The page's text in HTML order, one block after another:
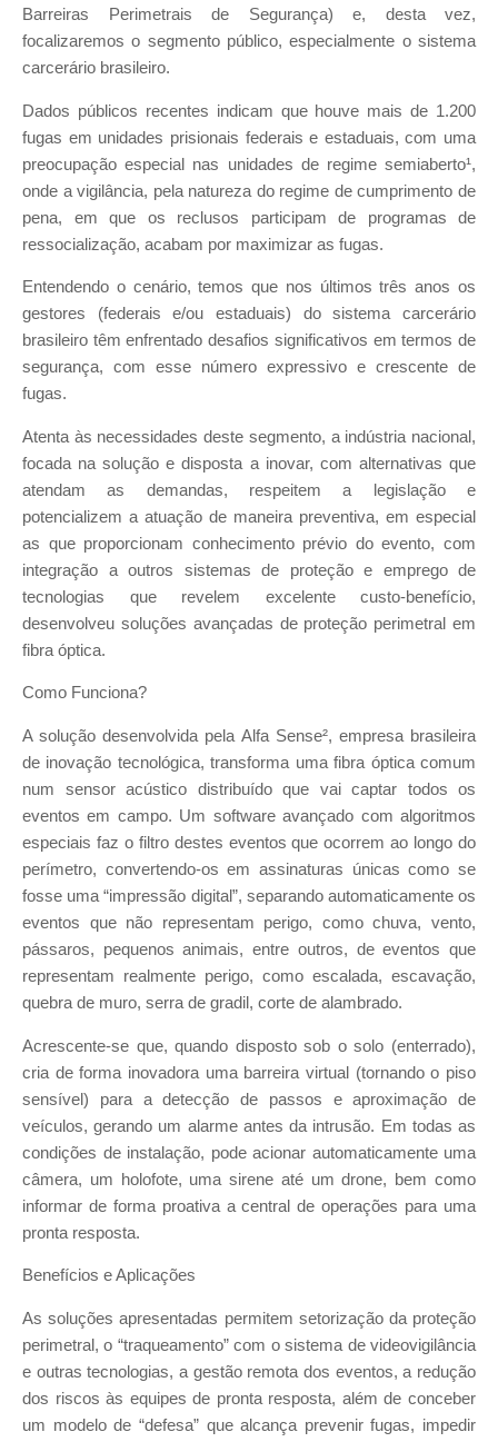
Barreiras Perimetrais de Segurança) e, desta vez,
focalizaremos o segmento público, especialmente o sistema
carcerário brasileiro.
Dados públicos recentes indicam que houve mais de 1.200
fugas em unidades prisionais federais e estaduais, com uma
preocupação especial nas unidades de regime semiaberto¹,
onde a vigilância, pela natureza do regime de cumprimento de
pena, em que os reclusos participam de programas de
ressocialização, acabam por maximizar as fugas.
Entendendo o cenário, temos que nos últimos três anos os
gestores (federais e/ou estaduais) do sistema carcerário
brasileiro têm enfrentado desafios significativos em termos de
segurança, com esse número expressivo e crescente de
fugas.
Atenta às necessidades deste segmento, a indústria nacional,
focada na solução e disposta a inovar, com alternativas que
atendam as demandas, respeitem a legislação e
potencializem a atuação de maneira preventiva, em especial
as que proporcionam conhecimento prévio do evento, com
integração a outros sistemas de proteção e emprego de
tecnologias que revelem excelente custo-benefício,
desenvolveu soluções avançadas de proteção perimetral em
fibra óptica.
Como Funciona?
A solução desenvolvida pela Alfa Sense², empresa brasileira
de inovação tecnológica, transforma uma fibra óptica comum
num sensor acústico distribuído que vai captar todos os
eventos em campo. Um software avançado com algoritmos
especiais faz o filtro destes eventos que ocorrem ao longo do
perímetro, convertendo-os em assinaturas únicas como se
fosse uma “impressão digital”, separando automaticamente os
eventos que não representam perigo, como chuva, vento,
pássaros, pequenos animais, entre outros, de eventos que
representam realmente perigo, como escalada, escavação,
quebra de muro, serra de gradil, corte de alambrado.
Acrescente-se que, quando disposto sob o solo (enterrado),
cria de forma inovadora uma barreira virtual (tornando o piso
sensível) para a detecção de passos e aproximação de
veículos, gerando um alarme antes da intrusão. Em todas as
condições de instalação, pode acionar automaticamente uma
câmera, um holofote, uma sirene até um drone, bem como
informar de forma proativa a central de operações para uma
pronta resposta.
Benefícios e Aplicações
As soluções apresentadas permitem setorização da proteção
perimetral, o “traqueamento” com o sistema de videovigilância
e outras tecnologias, a gestão remota dos eventos, a redução
dos riscos às equipes de pronta resposta, além de conceber
um modelo de “defesa” que alcança prevenir fugas, impedir